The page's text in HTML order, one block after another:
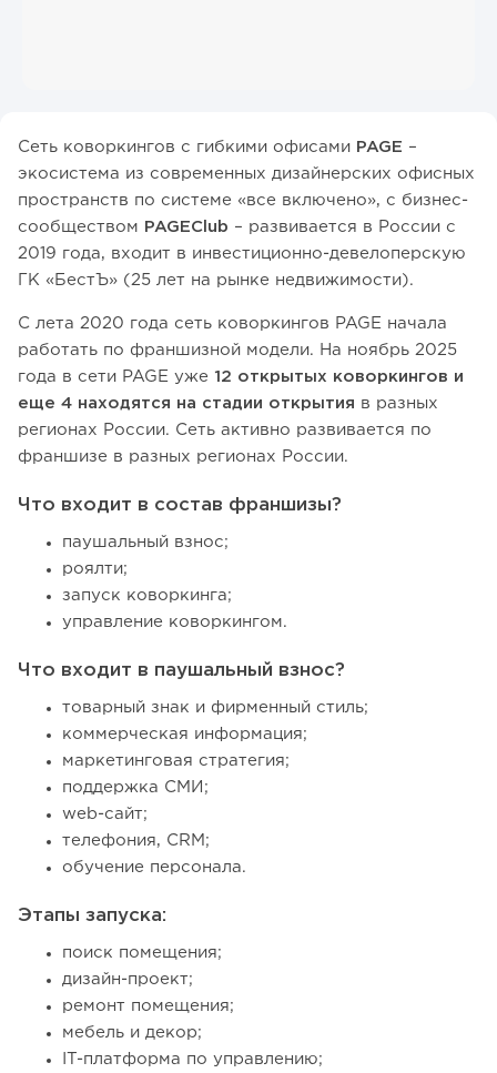
Сеть коворкингов с гибкими офисами PAGE –
экосистема из современных дизайнерских офисных
пространств по системе «все включено», с бизнес-
сообществом
PAGEClub – развивается в России с
2019 года, входит в инвестиционно-девелоперскую
ГК «БестЪ» (25 лет на рынке недвижимости).
С лета 2020 года сеть коворкингов PAGE начала
работать по франшизной модели. На ноябрь 2025
года в сети PAGE уже 12 открытых коворкингов и
еще 4 находятся на стадии открытия в разных
регионах России. Сеть активно развивается по
франшизе в разных регионах России.
Что входит в состав франшизы?
паушальный взнос;
роялти;
запуск коворкинга;
управление коворкингом.
Что входит в паушальный взнос?
товарный знак и фирменный стиль;
коммерческая информация;
маркетинговая стратегия;
поддержка СМИ;
web-сайт;
телефония, CRM;
обучение персонала.
Этапы запуска:
поиск помещения;
дизайн-проект;
ремонт помещения;
мебель и декор;
IT-платформа по управлению;